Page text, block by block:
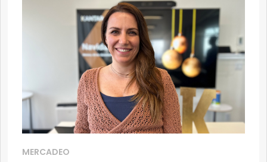
MERCADEO